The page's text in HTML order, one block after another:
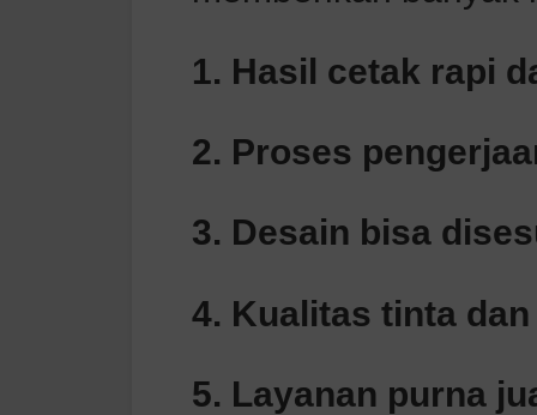
1. Hasil cetak rapi
2. Proses
3. Desain bisa
4. Kualitas tinta
5. Layanan purna